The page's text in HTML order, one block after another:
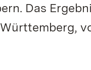
Das